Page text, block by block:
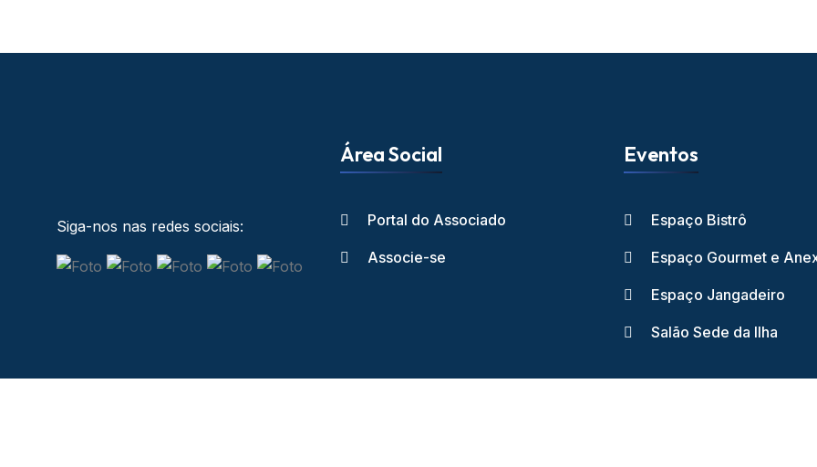
Siga-nos nas redes sociais:
Área Social
Portal do Associado
Associe-se
Eventos
Espaço Bistrô
Espaço Gourmet e
Espaço Jangadeiro
Salão Sede da Ilha